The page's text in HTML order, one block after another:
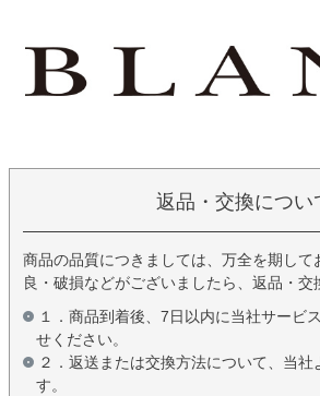
返品・交換につい
商品の品質につきましては、万全を期して
良・破損などがございましたら、返品・交
１．商品到着後、7日以内に当社サービ
せください。
２．返送または交換方法について、当社
す。